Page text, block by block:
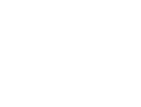
totalmente
uma vista em